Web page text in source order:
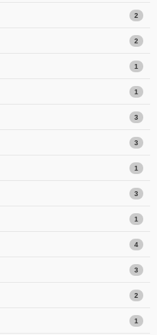
2
2
1
1
3
3
1
3
1
4
3
2
1